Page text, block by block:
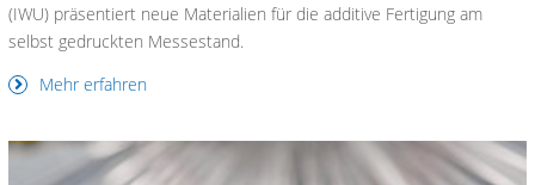
(IWU) präsentiert neue Materialien für die additive Fertigung am
selbst gedruckten Messestand.
Mehr erfahren